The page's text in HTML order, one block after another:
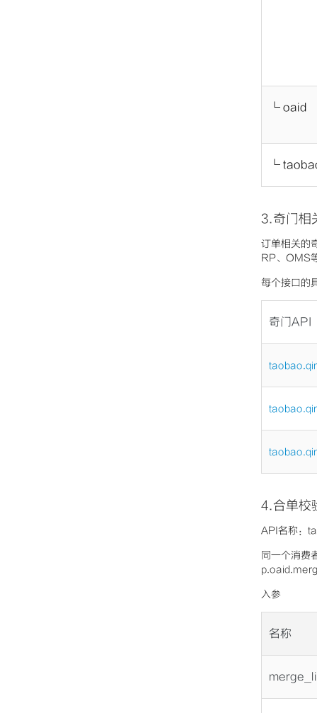
└ oaid
└
3.奇门相
订单相关的
RP、OMS
每个接口的
奇门API
4.合单校
API名称：
同一个消费
入参
名称